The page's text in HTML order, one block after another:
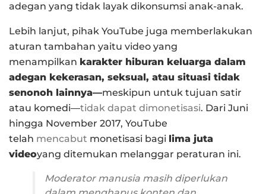
adegan yang tidak layak dikonsumsi anak-anak.
Lebih lanjut, pihak YouTube juga memberlakukan
aturan tambahan yaitu video yang
menampilkan karakter hiburan keluarga dalam
adegan kekerasan, seksual, atau situasi tidak
senonoh lainnya—meskipun untuk tujuan satir
atau komedi—tidak dapat dimonetisasi. Dari Juni
hingga November 2017, YouTube
telah mencabut monetisasi bagi lima juta
videoyang ditemukan melanggar peraturan ini.
Moderator manusia masih diperlukan